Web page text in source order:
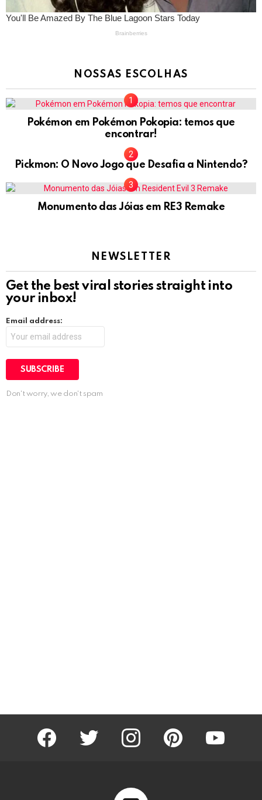
NOSSAS ESCOLHAS
Pokémon em Pokémon Pokopia: temos que
encontrar!
Pickmon: O Novo Jogo que Desafia a Nintendo?
Monumento das Jóias em RE3 Remake
NEWSLETTER
Get the best viral stories straight into
your inbox!
Email address:
Don't worry, we don't spam
facebook twitter instagram pinterest youtube